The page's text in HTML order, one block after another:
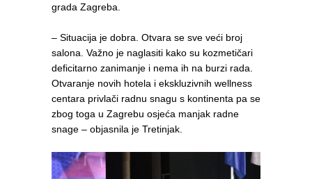
grada Zagreba.
– Situacija je dobra. Otvara se sve veći broj
salona. Važno je naglasiti kako su kozmetičari
deficitarno zanimanje i nema ih na burzi rada.
Otvaranje novih hotela i ekskluzivnih wellness
centara privlači radnu snagu s kontinenta pa se
zbog toga u Zagrebu osjeća manjak radne
snage – objasnila je Tretinjak.